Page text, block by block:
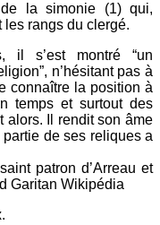
la simonie (1) qui,
rangs du clergé.
il s’est montré “un
n’hésitant pas à
connaître la position à
temps et surtout des
alors. Il rendit son âme
de ses reliques a
patron d’Arreau et
Garitan Wikipédia